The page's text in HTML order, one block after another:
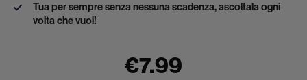
Tua per sempre senza nessuna scadenza, ascoltala ogni
volta che vuoi!
€7.99